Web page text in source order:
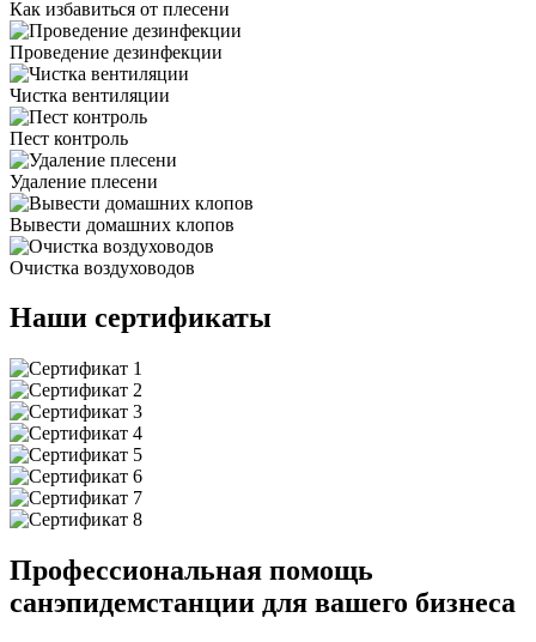
Как избавиться от плесени
Проведение дезинфекции
Чистка вентиляции
Пест контроль
Удаление плесени
Вывести домашних клопов
Очистка воздуховодов
Наши сертификаты
Профессиональная помощь
санэпидемстанции для вашего бизнеса